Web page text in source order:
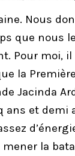
Nous
que nous
Pour moi, il
la
Jacinda
ans et demi
la